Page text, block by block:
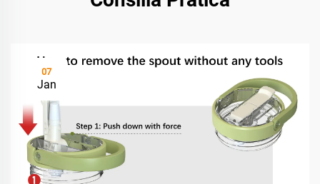
07
Jan